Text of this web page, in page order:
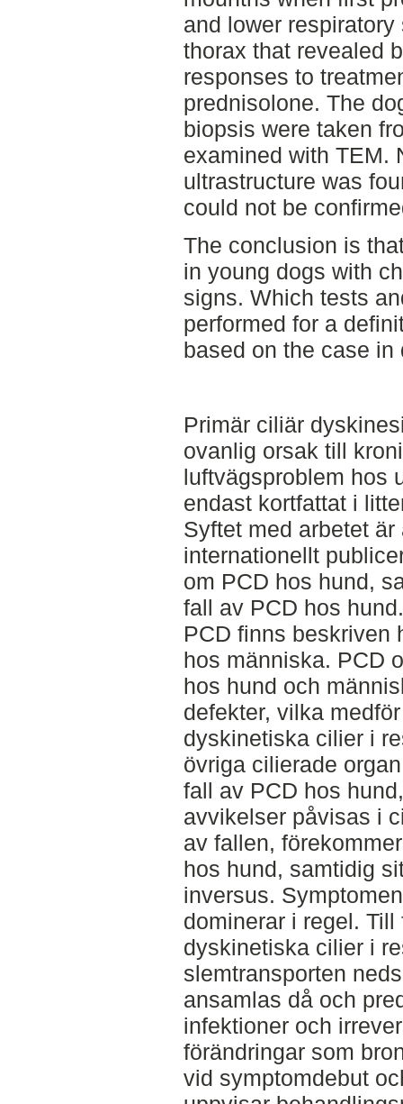
and lower
thorax that revealed
responses to
prednisolone. The
biopsis were taken
examined with TEM.
ultrastructure was
could not be
The conclusion is
in young dogs with
signs. Which tests
performed for a
based on the case in
Primär ciliär
ovanlig orsak till
luftvägsproblem hos
endast kortfattat i
Syftet med arbetet
internationellt
om PCD hos hund,
fall av PCD hos hund.
PCD finns beskriven
hos människa. PCD
hos hund och
defekter, vilka medför
dyskinetiska cilier i
övriga cilierade
fall av PCD hos
avvikelser påvisas i
av fallen,
hos hund, samtidig
inversus.
dominerar i regel. Till
dyskinetiska cilier i
slemtransporten
ansamlas då och
infektioner och
förändringar som
vid symptomdebut